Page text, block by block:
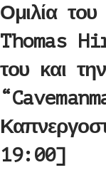
Ομιλία του
Thomas
του και
19:00]